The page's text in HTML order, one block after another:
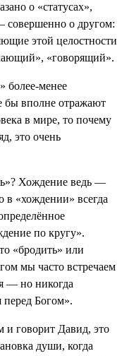
о «статусах»,
совершенно о другом:
этой целостности
«говорящий».
более-менее
бы вполне отражают
в мире, то почему
это очень
Хождение ведь —
в «хождении» всегда
по кругу».
«бродить» или
мы часто встречаем
— но никогда
перед Богом».
и говорит Давид, это
души, когда